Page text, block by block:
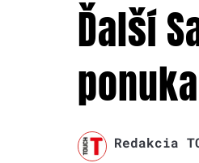
Ďalší
Redakcia